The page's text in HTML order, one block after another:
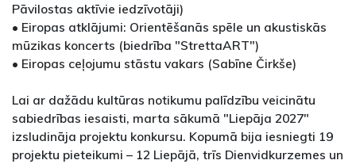
Pāvilostas aktīvie iedzīvotāji)
• Eiropas atklājumi: Orientēšanās spēle un akustiskās
mūzikas koncerts (biedrība "StrettaART")
• Eiropas ceļojumu stāstu vakars (Sabīne Čirkše)
Lai ar dažādu kultūras notikumu palīdzību veicinātu
sabiedrības iesaisti, marta sākumā "Liepāja 2027"
izsludināja projektu konkursu. Kopumā bija iesniegti 19
projektu pieteikumi – 12 Liepājā, trīs Dienvidkurzemes un